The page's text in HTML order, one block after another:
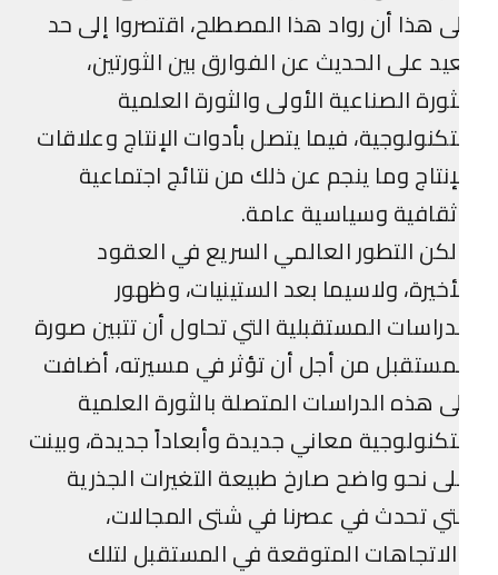
هذا أن رواد هذا المصطلح، اقتصروا إلى حد
على الحديث عن الفوارق بين الثورتين،
الصناعية الأولى والثورة العلمية
فيما يتصل بأدوات الإنتاج وعلاقات
وما ينجم عن ذلك من نتائج اجتماعية
وسياسية عامة.
التطور العالمي السريع في العقود
ولاسيما بعد الستينيات، وظهور
المستقبلية التي تحاول أن تتبين صورة
من أجل أن تؤثر في مسيرته، أضافت
هذه الدراسات المتصلة بالثورة العلمية
معاني جديدة وأبعاداً جديدة، وبينت
نحو واضح صارخ طبيعة التغيرات الجذرية
تحدث في عصرنا في شتى المجالات،
المتوقعة في المستقبل لتلك